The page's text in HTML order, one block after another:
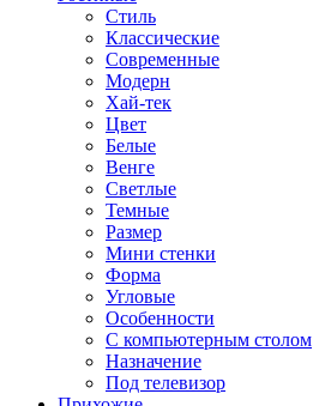
Стиль
Классические
Современные
Модерн
Хай-тек
Цвет
Белые
Венге
Светлые
Темные
Размер
Мини стенки
Форма
Угловые
Особенности
С компьютерным столом
Назначение
Под телевизор